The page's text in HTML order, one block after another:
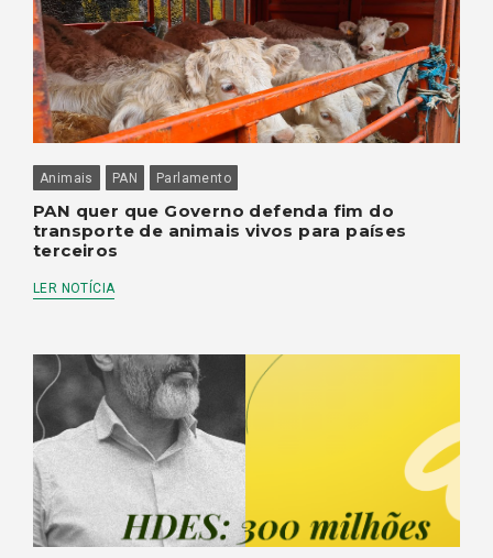
Animais PAN Parlamento
PAN quer que Governo defenda fim do
transporte de animais vivos para países
terceiros
LER NOTÍCIA